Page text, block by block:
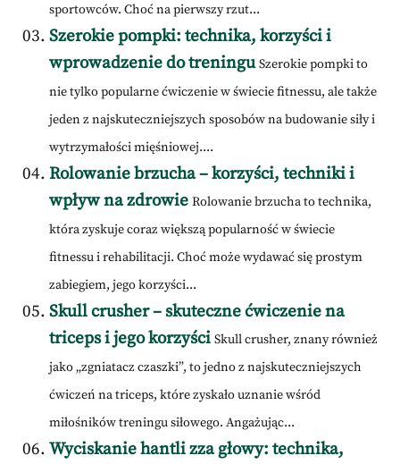
sportowców. Choć na pierwszy rzut...
Szerokie pompki: technika, korzyści i
wprowadzenie do treningu Szerokie pompki to
nie tylko popularne ćwiczenie w świecie fitnessu, ale także
jeden z najskuteczniejszych sposobów na budowanie siły i
wytrzymałości mięśniowej....
Rolowanie brzucha – korzyści, techniki i
wpływ na zdrowie Rolowanie brzucha to technika,
która zyskuje coraz większą popularność w świecie
fitnessu i rehabilitacji. Choć może wydawać się prostym
zabiegiem, jego korzyści...
Skull crusher – skuteczne ćwiczenie na
triceps i jego korzyści Skull crusher, znany również
jako „zgniatacz czaszki”, to jedno z najskuteczniejszych
ćwiczeń na triceps, które zyskało uznanie wśród
miłośników treningu siłowego. Angażując...
Wyciskanie hantli zza głowy: technika,